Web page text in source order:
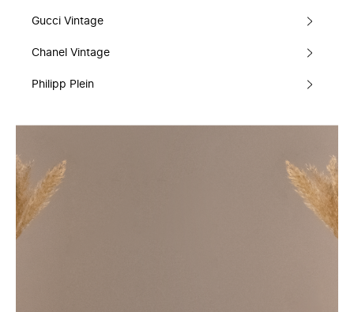
Gucci Vintage
Chanel Vintage
Philipp Plein